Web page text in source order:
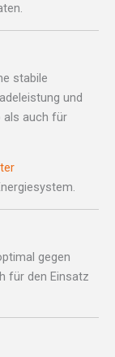
stabile
und
als auch für
gegen
für den Einsatz